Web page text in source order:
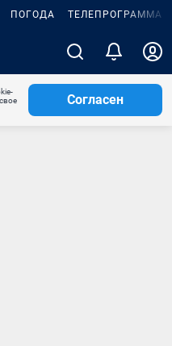
ПОГОДА ТЕЛЕПРОГРАММА
Согласен